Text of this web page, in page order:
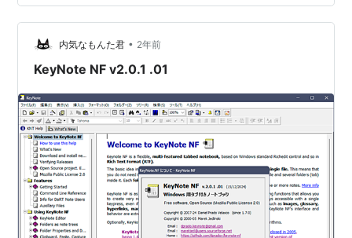
内気なもんた君 • 2年前
KeyNote NF v2.0.1 .01